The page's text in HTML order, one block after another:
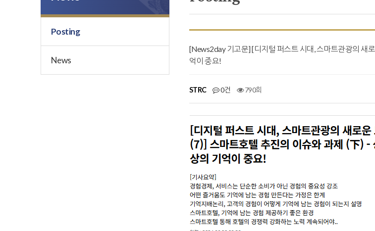
Posting
News
[News2day 기고문] [디지털 퍼스트 시대, 스마트관광의 새
억이 중요!
STRC 0건 790회